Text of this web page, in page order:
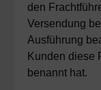
den
Versendung
Ausführung
Kunden diese
benannt hat.